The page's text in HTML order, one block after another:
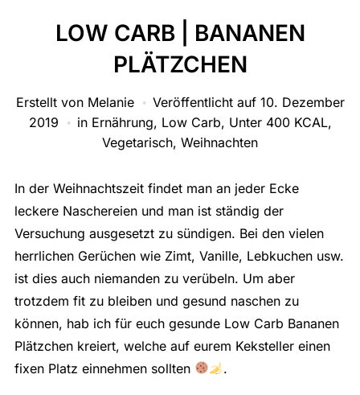
LOW CARB | BANANEN
PLÄTZCHEN
Erstellt von Melanie Veröffentlicht auf 10. Dezember
2019
in Ernährung, Low Carb, Unter 400 KCAL,
Vegetarisch, Weihnachten
In der Weihnachtszeit findet man an jeder Ecke
leckere Naschereien und man ist ständig der
Versuchung ausgesetzt zu sündigen. Bei den vielen
herrlichen Gerüchen wie Zimt, Vanille, Lebkuchen usw.
ist dies auch niemanden zu verübeln. Um aber
trotzdem fit zu bleiben und gesund naschen zu
können, hab ich für euch gesunde Low Carb Bananen
Plätzchen kreiert, welche auf eurem Keksteller einen
fixen Platz einnehmen sollten
.